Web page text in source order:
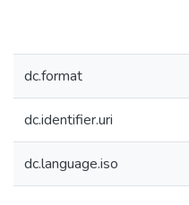
dc.format
dc.identifier.uri
dc.language.iso